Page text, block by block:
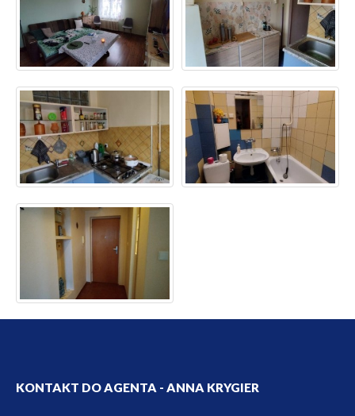
KONTAKT DO AGENTA - ANNA KRYGIER